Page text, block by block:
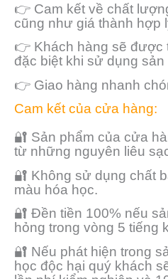
👉 Cam kết về chất
cũng như giá thành hợp
👉 Khách hàng sẽ được
đặc biệt khi sử dụng
👉 Giao hàng nhanh
Cam kết của cửa hàng:
🔐 Sản phẩm của cửa
từ những nguyên liêu
🔐 Không sử dụng chất
màu hóa học.
🔐 Đền tiền 100% nếu
hỏng trong vòng 5 tiếng
🔐 Nếu phát hiện trong
học độc hại quý khách